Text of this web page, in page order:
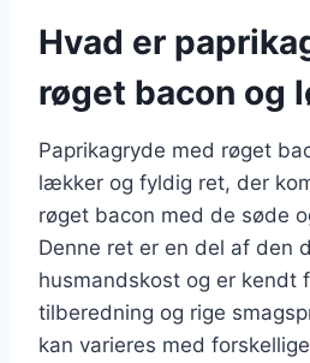
Hvad er
røget bacon og
Paprikagryde med røget
lækker og fyldig ret, der
røget bacon med de søde
Denne ret er en del af den
husmandskost og er kendt
tilberedning og rige
kan varieres med